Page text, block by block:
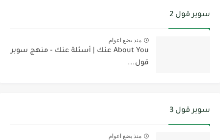
سوبر قول 2
منذ بضع اعوام
About You عنك | أسئلة عنك - منهج سوبر
قول...
سوبر قول 3
منذ بضع اعوام